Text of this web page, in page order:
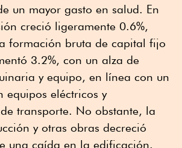
un mayor gasto en salud. En
creció ligeramente 0.6%,
formación bruta de capital fijo
3.2%, con un alza de
y equipo, en línea con un
equipos eléctricos y
transporte. No obstante, la
y otras obras decreció
una caída en la edificación.